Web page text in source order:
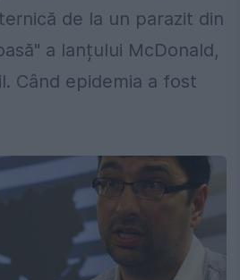
de la un parazit din
a lanțului McDonald,
Când epidemia a fost